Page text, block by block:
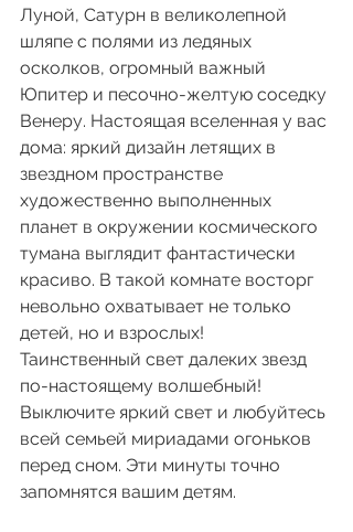
Луной, Сатурн в великолепной
шляпе с полями из ледяных
осколков, огромный важный
Юпитер и песочно-желтую соседку
Венеру. Настоящая вселенная у вас
дома: яркий дизайн летящих в
звездном пространстве
художественно выполненных
планет в окружении космического
тумана выглядит фантастически
красиво. В такой комнате восторг
невольно охватывает не только
детей, но и взрослых!
Таинственный свет далеких звезд
по-настоящему волшебный!
Выключите яркий свет и любуйтесь
всей семьей мириадами огоньков
перед сном. Эти минуты точно
запомнятся вашим детям.